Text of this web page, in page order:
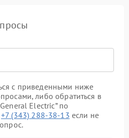
с приведенными ниже
либо обратиться в
Electric” по
+7 (343) 288-38-13 если не